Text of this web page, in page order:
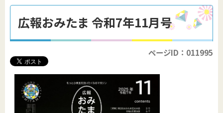
広報おみたま 令和7年11月号
ページID：011995